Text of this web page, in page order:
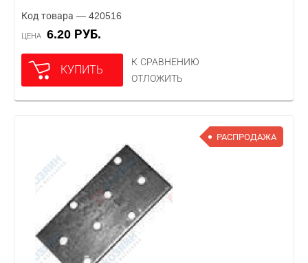
Код товара — 420516
ЦЕНА 6.20 РУБ.
КУПИТЬ
К СРАВНЕНИЮ
ОТЛОЖИТЬ
РАСПРОДАЖА